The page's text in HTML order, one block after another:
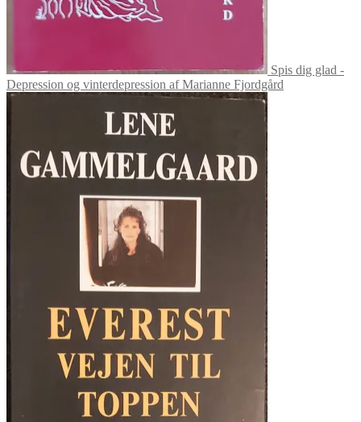
Spis dig glad -
Depression og vinterdepression af Marianne Fjordgård